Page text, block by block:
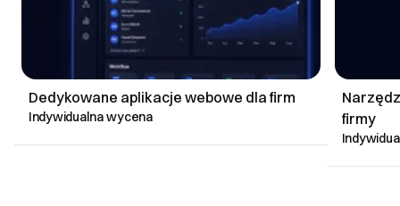
Dedykowane aplikacje webowe dla firm
Indywidualna wycena
firmy